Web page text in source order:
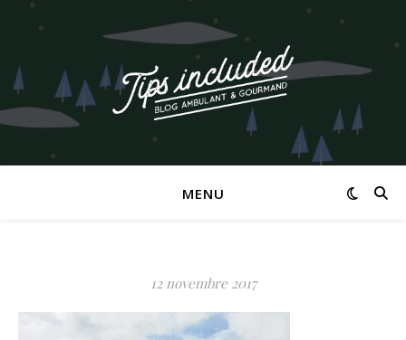
MENU
12 novembre 2017